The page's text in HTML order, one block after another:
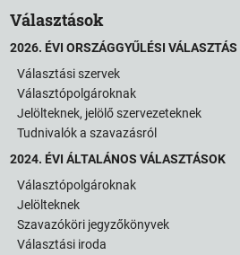
Választások
2026. ÉVI ORSZÁGGYŰLÉSI VÁLASZTÁS
Választási szervek
Választópolgároknak
Jelölteknek, jelölő szervezeteknek
Tudnivalók a szavazásról
2024. ÉVI ÁLTALÁNOS VÁLASZTÁSOK
Választópolgároknak
Jelölteknek
Szavazóköri jegyzőkönyvek
Választási iroda